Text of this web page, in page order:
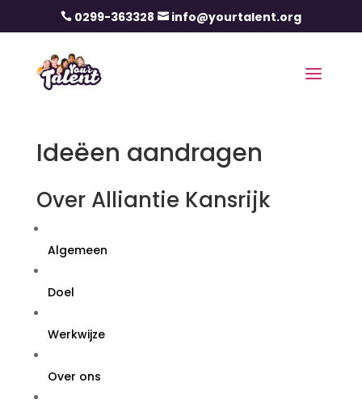
 0299-363328  info@yourtalent.org
Ideëen aandragen
Over Alliantie Kansrijk
Algemeen
Doel
Werkwijze
Over ons